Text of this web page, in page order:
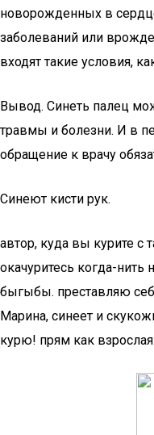
новорожденных в
заболеваний или
входят такие условия,
Вывод. Синеть палец
травмы и болезни. И в
обращение к врачу
Синеют кисти рук.
автор, куда вы курите
окачуритесь когда-нить
быгыбы. преставляю
Марина, синеет и
курю! прям как